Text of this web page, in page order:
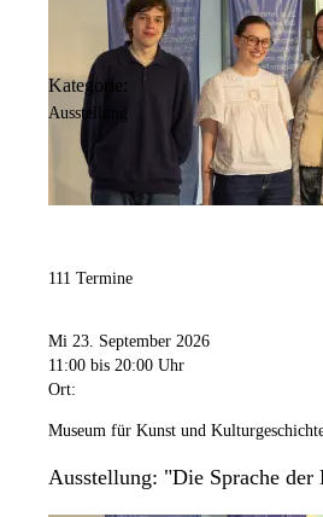
Kategorie:
Ausstellung
111 Termine
Mi 23. September 2026
11:00 bis 20:00 Uhr
Ort:
Museum für Kunst und
Ausstellung: "Die Sprache der